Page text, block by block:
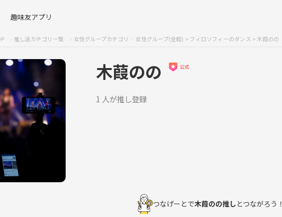
趣味友アプリ
推し活カテゴリ一覧 女性グループカテゴリ 女性グループ(全般) > フィロソフィーのダンス > 木葭のの
木葭のの
1 人が推し登録
つなげーとで木葭のの推しとつながろう！